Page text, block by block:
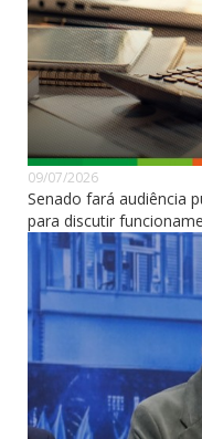
09/07/2026
Senado fará audiência
para discutir